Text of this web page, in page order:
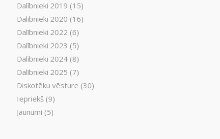
Dalībnieki 2019 (15)
Dalībnieki 2020 (16)
Dalībnieki 2022 (6)
Dalībnieki 2023 (5)
Dalībnieki 2024(8)
Dalībnieki 2025 (7)
Diskotēku vēsture (30)
Iepriekš(9)
Jaunumi (5)